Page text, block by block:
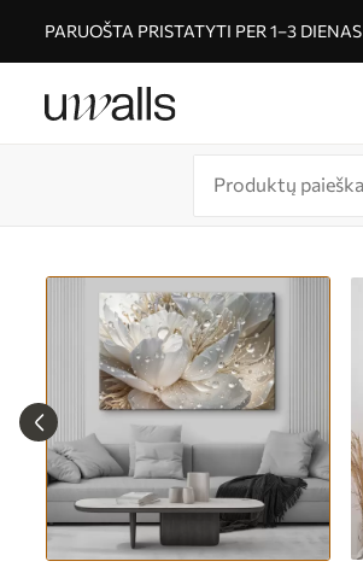
PARUOŠTA PRISTATYTI PER 1–3 DIENAS